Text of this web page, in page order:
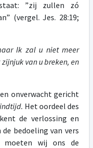
”zij zullen zó
(vergel. Jes. 28:19;
Ik zal u niet meer
zijnjuk van u breken, en
onverwacht gericht
Het oordeel des
de verlossing en
bedoeling van vers
moeten wij ons de